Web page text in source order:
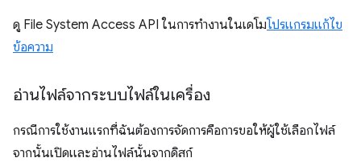
ดู File System Access API ในการทำงานในเดโมโปรแกรมแก้ไข
ข้อความ
อ่านไฟล์จากระบบไฟล์ในเครื่อง
กรณีการใช้งานแรกที่ฉันต้องการจัดการคือการขอให้ผู้ใช้เลือกไฟล์
จากนั้นเปิดและอ่านไฟล์นั้นจากดิสก์